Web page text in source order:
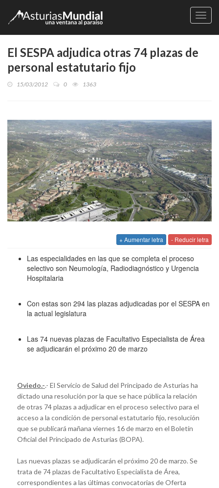
El SESPA adjudica otras 74 plazas de
personal estatutario fijo
15/03/2012 0 1363
+ Aumentar letra - Reducir letra
Las especialidades en las que se completa el proceso
selectivo son Neumología, Radiodiagnóstico y Urgencia
Hospitalaria
Con estas son 294 las plazas adjudicadas por el SESPA en
la actual legislatura
Las 74 nuevas plazas de Facultativo Especialista de Área
se adjudicarán el próximo 20 de marzo
Oviedo.-.- El Servicio de Salud del Principado de Asturias ha
dictado una resolución por la que se hace pública la relación
de otras 74 plazas a adjudicar en el proceso selectivo para el
acceso a la condición de personal estatutario fijo, resolución
que se publicará mañana viernes 16 de marzo en el Boletín
Oficial del Principado de Asturias (BOPA).
Las nuevas plazas se adjudicarán el próximo 20 de marzo. Se
trata de 74 plazas de Facultativo Especialista de Área,
correspondientes a las últimas convocatorias de Oferta